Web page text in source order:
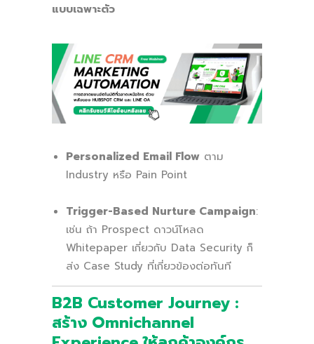
แบบเฉพาะตัว
Personalized Email Flow ตาม
Industry หรือ Pain Point
Trigger-Based Nurture Campaign:
เช่น ถ้า Prospect ดาวน์โหลด
Whitepaper เกี่ยวกับ Data Security ก็
ส่ง Case Study ที่เกี่ยวข้องต่อทันที
B2B Customer Journey :
สร้าง Omnichannel